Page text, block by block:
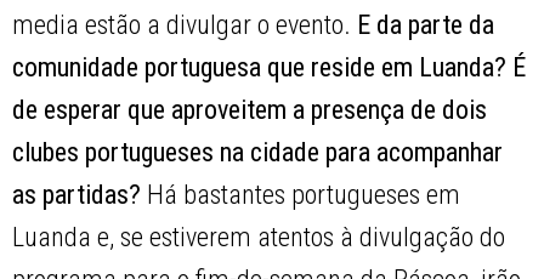
media estão a divulgar o evento. E da parte da
comunidade portuguesa que reside em Luanda? É
de esperar que aproveitem a presença de dois
clubes portugueses na cidade para acompanhar
as partidas? Há bastantes portugueses em
Luanda e, se estiverem atentos à divulgação do